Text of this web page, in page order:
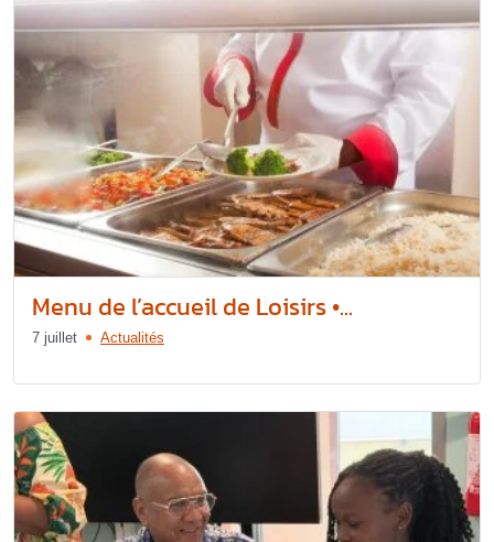
Menu de l’accueil de Loisirs •...
7 juillet Actualités